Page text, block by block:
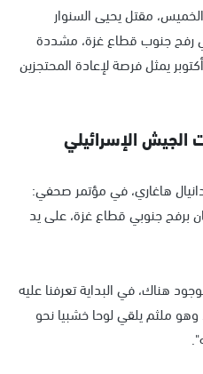
مقتل يحيى السنوار
جنوب قطاع غزة، مشددة
يمثل فرصة لإعادة المحتجزين
الجيش الإسرائيلي
هاغاري، في مؤتمر صحفي:
برفح جنوبي قطاع غزة، على يد
هناك، في البداية تعرفنا عليه
ملثم يلقي لوحا خشبيا نحو